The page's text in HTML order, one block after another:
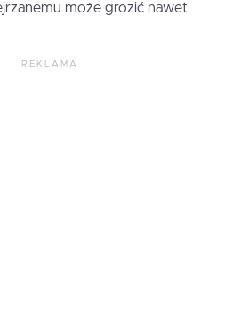
może grozić nawet
REKLAMA